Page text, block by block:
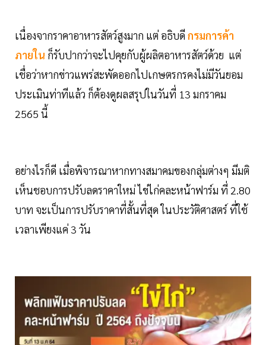
เนื่องจากราคาอาหารสัตว์สูงมาก แต่ อธิบดี กรมการค้า
ภายใน ก็รับปากว่าจะไปคุยกับผู้ผลิตอาหารสัตว์ด้วย แต่
เชื่อว่าหากข่าวแพร่สะพัดออกไปเกษตรกรคงไม่มีวันยอม
ประเมินท่าทีแล้ว ก็ต้องดูผลสรุปในวันที่ 13 มกราคม
2565 นี้
อย่างไรก็ดี เมื่อพิจารณาหากทางสมาคมของกลุ่มต่างๆ มีมติ
เห็นชอบการปรับลดราคาใหม่ ไข่ไก่คละหน้าฟาร์ม ที่ 2.80
บาท จะเป็นการปรับราคาที่สั้นที่สุด ในประวัติศาสตร์ ที่ใช้
เวลาเพียงแค่ 3 วัน